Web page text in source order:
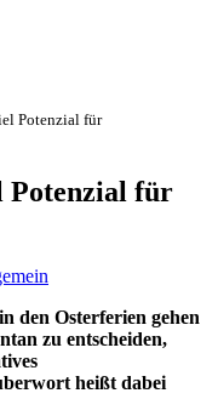
Potenzial für
Potenzial für
den Osterferien gehen
zu entscheiden,
heißt dabei